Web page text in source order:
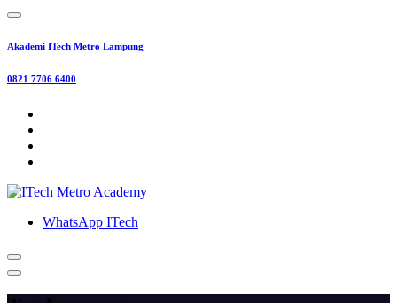
Akademi ITech Metro Lampung
0821 7706 6400
WhatsApp ITech